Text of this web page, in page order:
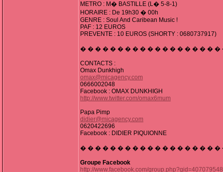
METRO : M� BASTILLE (L� 5-8-1)
HORAIRE : De 19h30 � 00h
GENRE : Soul And Caribean Music !
PAF : 12 EUROS
PREVENTE : 10 EUROS (SHORTY : 0680737917)
� � � � � � � � � � � � � � � � � � �
CONTACTS :
Omax Dunkhigh
omax@micagency.com
0666002048
Facebook : OMAX DUNKHIGH
http://www.twitter.com/omax6mum
Papa Pimp
didier@micagency.com
0620422696
Facebook : DIDIER PIQUIONNE
� � � � � � � � � � � � � � � � � �
Groupe Facebook
http://www.facebook.com/